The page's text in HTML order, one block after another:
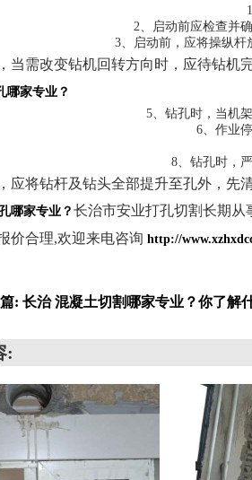
1
2、启动前应检查并确
3、启动前，应将操纵杆
当需改变钻机回转方向时，应待钻机
哪家专业？
5、钻孔时，当机架
6、作业停
8、钻孔时，严
应将钻杆及钻头全部提升至孔外，先
哪家专业？长治市安业打孔切割长期从
价合理,欢迎来电咨询 http://
篇: 长治 混凝土切割哪家专业？你了解
: